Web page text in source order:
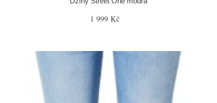
1 999 Kč